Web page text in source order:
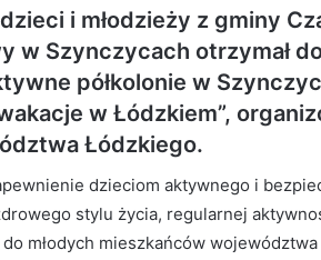
i młodzieży z gminy
w Szynczycach otrzymał
półkolonie w
w Łódzkiem”,
Łódzkiego.
dzieciom aktywnego i
stylu życia, regularnej
młodych mieszkańców